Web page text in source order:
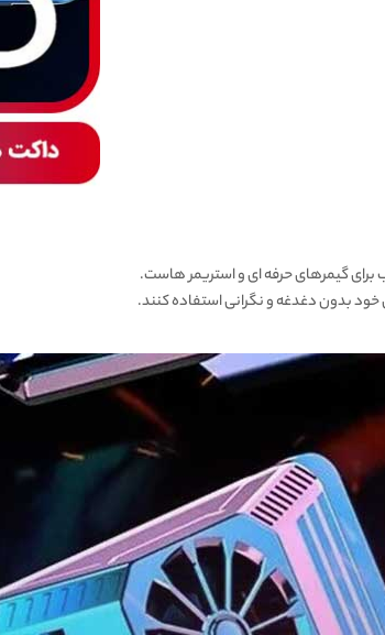
برای گیمرهای حرفه ای و استریمر هاست.
بدون دغدغه و نگرانی استفاده کنند.